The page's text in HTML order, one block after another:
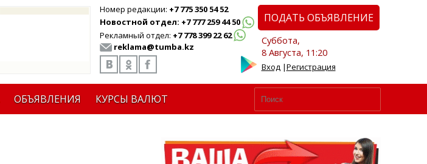
Номер редакции: +7 775 350 54 52
Новостной отдел: +7 777 259 44 50
Рекламный отдел: +7 778 399 22 62
reklama@tumba.kz
ПОДАТЬ ОБЪЯВЛЕНИЕ
Суббота,
8 Августа, 11:20
Вход|Регистрация
ОБЪЯВЛЕНИЯ КУРСЫ ВАЛЮТ